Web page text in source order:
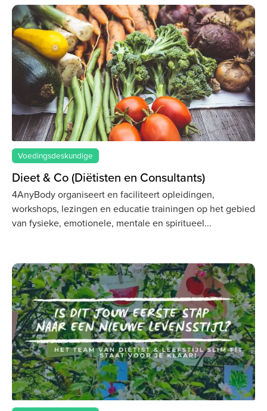
Voedingsdeskundige
Dieet & Co (Diëtisten en Consultants)
4AnyBody organiseert en faciliteert opleidingen,
workshops, lezingen en educatie trainingen op het gebied
van fysieke, emotionele, mentale en spiritueel